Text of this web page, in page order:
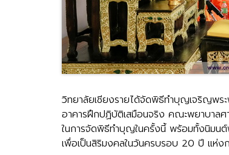
วิทยาลัยเชียงรายได้จัดพิธีทำบุญเจริญพร
อาคารฝึกปฏิบัติเสมือนจริง คณะพยาบาลศ
ในการจัดพิธีทำบุญในครั้งนี้ พร้อมทั้งนิมน
เพื่อเป็นสิริมงคลในวันครบรอบ 20 ปี แห่ง